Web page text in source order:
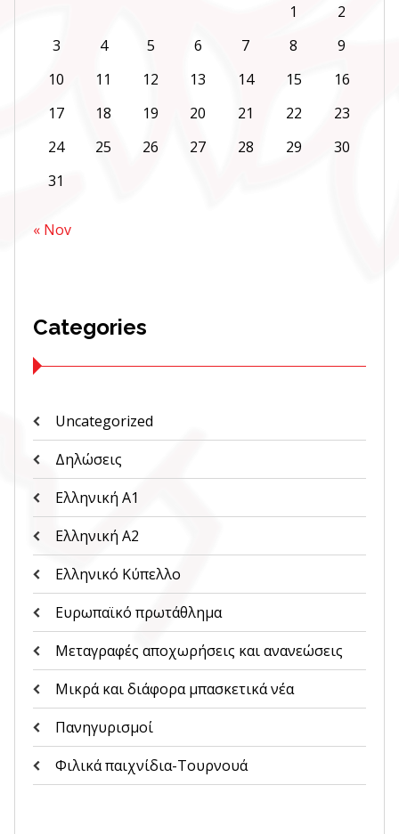
1
2
3
4 5 6 7 8
9
10
11 12 13 14 15
16
17
18 19 20 21 22
23
24
25 26 27 28 29
30
31
« Nov
Categories
Uncategorized
Δηλώσεις
Ελληνική Α1
Ελληνική Α2
Ελληνικό Κύπελλο
Ευρωπαϊκό πρωτάθλημα
Μεταγραφές αποχωρήσεις και ανανεώσεις
Μικρά και διάφορα μπασκετικά νέα
Πανηγυρισμοί
Φιλικά παιχνίδια-Τουρνουά